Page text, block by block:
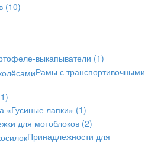
(10)
выкапыватели (1)
Рамы с транспортивочными
«Гусиные лапки» (1)
для мотоблоков (2)
Принадлежности для